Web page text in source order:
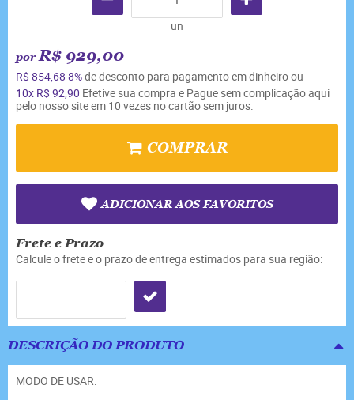
un
por R$ 929,00
R$ 854,68 8%de desconto para pagamento em dinheiro ou
10x R$ 92,90 Efetive sua compra e Pague sem complicação aqui
pelo nosso site em 10 vezes no cartão sem juros.
COMPRAR
ADICIONAR AOS FAVORITOS
Frete e Prazo
Calcule o frete e o prazo de entrega estimados para sua região:
DESCRIÇÃO DO PRODUTO
MODO DE USAR: